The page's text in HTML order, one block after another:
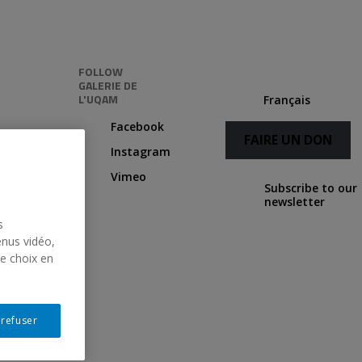
FOLLOW
GALERIE DE
L'UQAM
Facebook
Instagram
Vimeo
Français
FAIRE UN DON
Subscribe to our
newsletter
vidéo,
choix en